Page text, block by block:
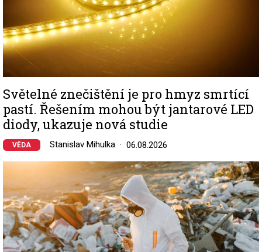
Světelné znečištění je pro hmyz smrtící
pastí. Řešením mohou být jantarové LED
diody, ukazuje nová studie
VĚDA Stanislav Mihulka 06.08.2026
Image